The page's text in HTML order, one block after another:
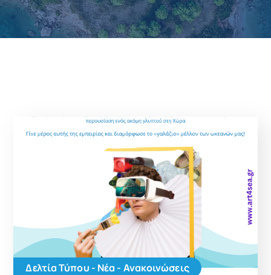
Δελτία Τύπου - Νέα - Ανακοινώσεις